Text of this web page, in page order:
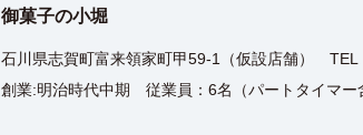
御菓子の小堀
石川県志賀町富来領家町甲59-1（仮設店舗）
創業:明治時代中期 従業員：6名（パートタイマ